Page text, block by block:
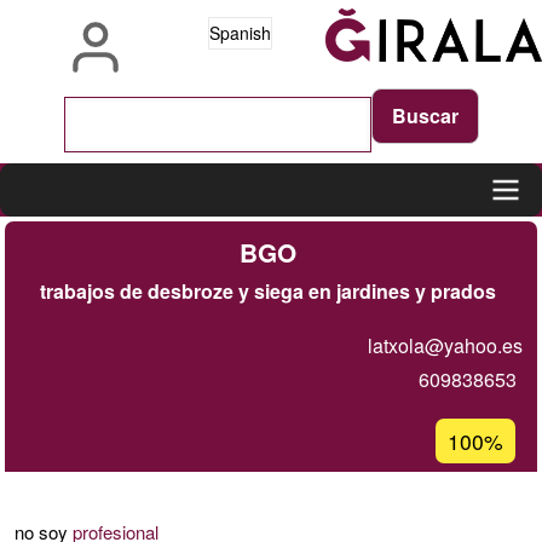
Spanish
navigation
BGO
trabajos de desbroze y siega en jardines y prados
latxola@yahoo.es
609838653
Porcentaje
de
100%
no soy profesional